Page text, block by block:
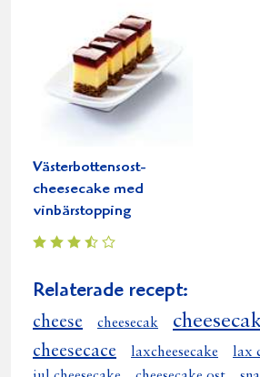
Västerbottensost-
cheesecake med
vinbärstopping
Relaterade recept:
cheese cheesecak
cheesecace laxcheesecake
lax